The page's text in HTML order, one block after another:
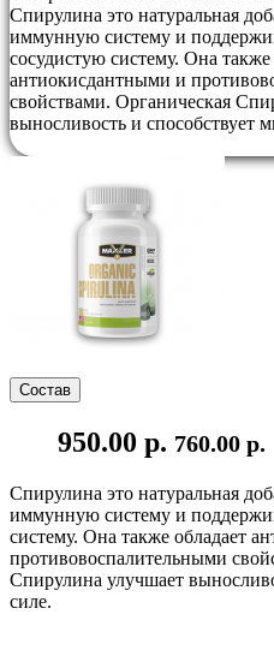
Спирулина это натуральная
иммунную систему и
сосудистую систему. Она также
антиокисдантными и
свойствами. Органическая
выносливость и способствует
Состав
950.00 р. 760.00 р.
Спирулина это натуральная
иммунную систему и
систему. Она также обладает
противовоспалительными
Спирулина улучшает
силе.